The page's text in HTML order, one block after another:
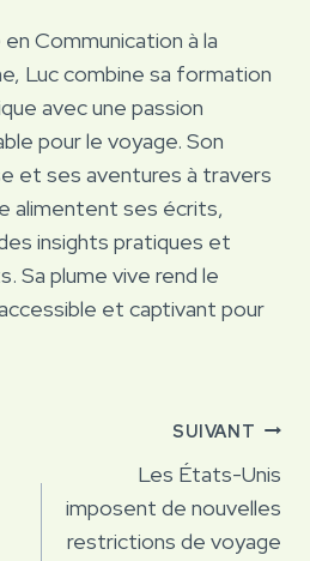
Communication à la
Luc combine sa formation
avec une passion
pour le voyage. Son
et ses aventures à travers
alimentent ses écrits,
insights pratiques et
Sa plume vive rend le
et captivant pour
SUIVANT
Les États-Unis
imposent de nouvelles
restrictions de voyage